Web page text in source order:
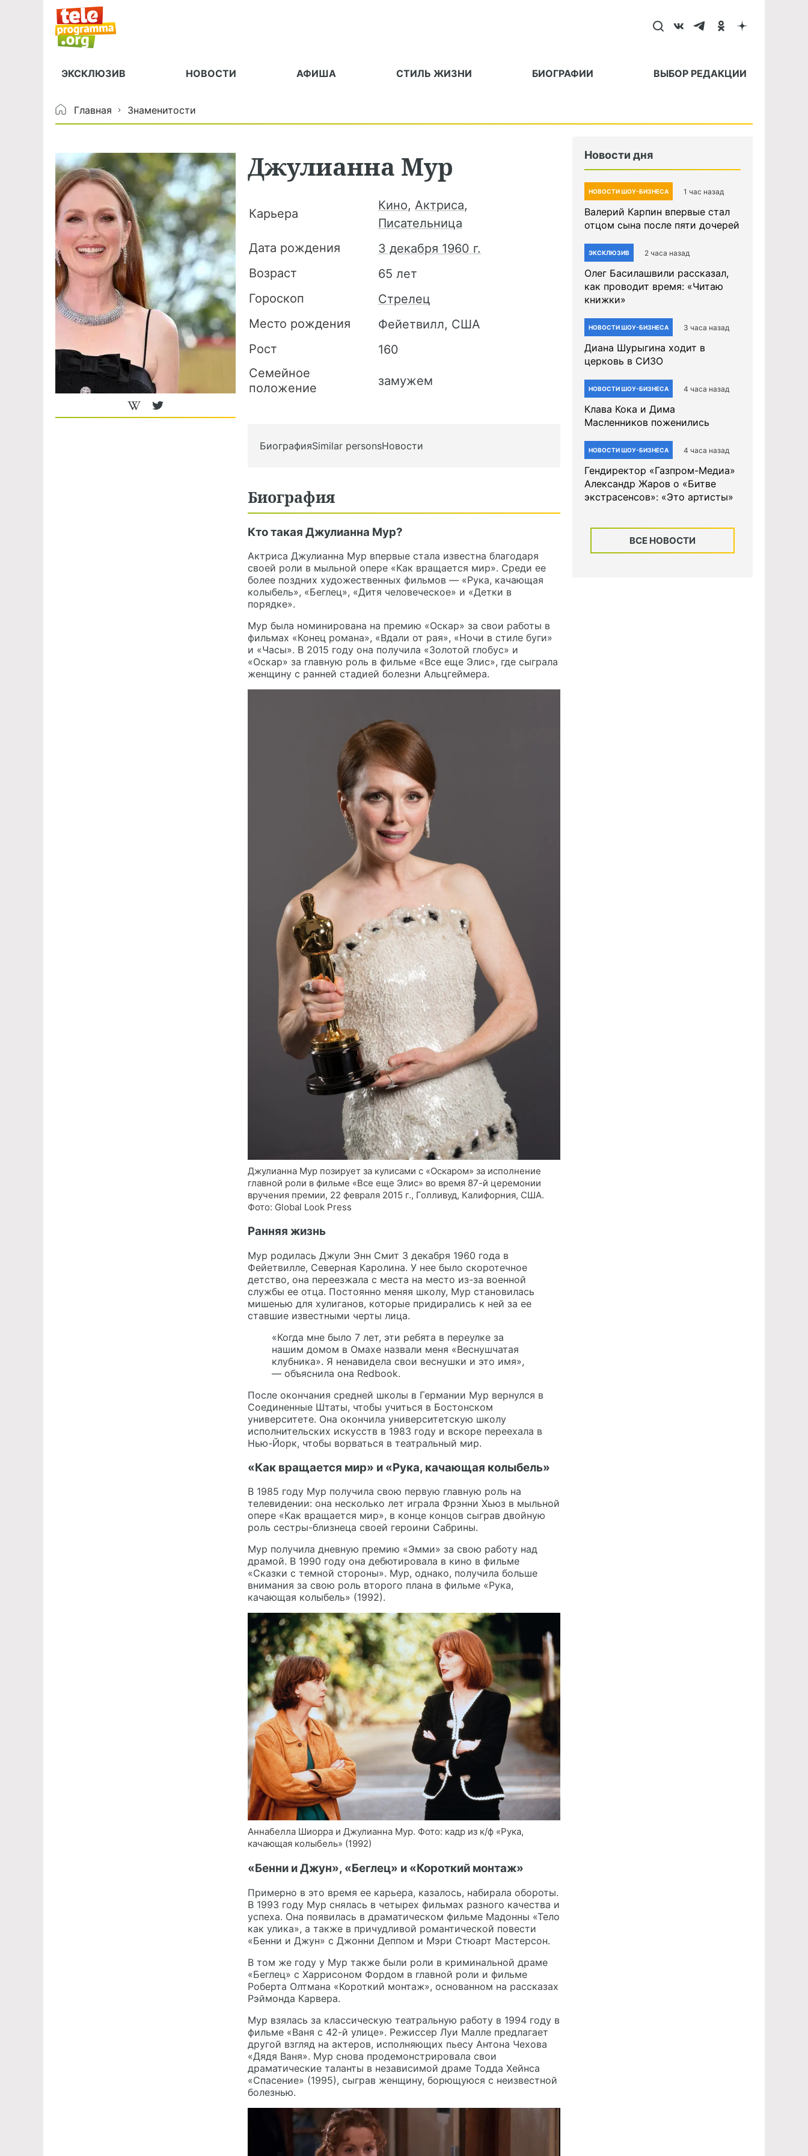
ЭКСКЛЮЗИВ НОВОСТИ АФИША СТИЛЬ ЖИЗНИ БИОГРАФИИ ВЫБОР РЕДАКЦИИ
Главная Знаменитости
Джулианна Мур
Карьера
Кино, Актриса,
Писательница
Дата рождения
3 декабря 1960 г.
Возраст
65 лет
Гороскоп
Стрелец
Место рождения
Фейетвилл, США
Рост
160
Семейное
положение
замужем
БиографияSimilar personsНовости
Биография
Кто такая Джулианна Мур?
Актриса Джулианна Мур впервые стала известна благодаря
своей роли в мыльной опере «Как вращается мир». Среди ее
более поздних художественных фильмов — «Рука, качающая
колыбель», «Беглец», «Дитя человеческое» и «Детки в
порядке».
Мур была номинирована на премию «Оскар» за свои работы в
фильмах «Конец романа», «Вдали от рая», «Ночи в стиле буги»
и «Часы». В 2015 году она получила «Золотой глобус» и
«Оскар» за главную роль в фильме «Все еще Элис», где сыграла
женщину с ранней стадией болезни Альцгеймера.
Джулианна Мур позирует за кулисами с «Оскаром» за исполнение
главной роли в фильме «Все еще Элис» во время 87-й церемонии
вручения премии, 22 февраля 2015 г., Голливуд, Калифорния, США.
Фото: Global Look Press
Ранняя жизнь
Мур родилась Джули Энн Смит 3 декабря 1960 года в
Фейетвилле, Северная Каролина. У нее было скоротечное
детство, она переезжала с места на место из-за военной
службы ее отца. Постоянно меняя школу, Мур становилась
мишенью для хулиганов, которые придирались к ней за ее
ставшие известными черты лица.
«Когда мне было 7 лет, эти ребята в переулке за
нашим домом в Омахе назвали меня «Веснушчатая
клубника». Я ненавидела свои веснушки и это имя»,
— объяснила она Redbook.
После окончания средней школы в Германии Мур вернулся в
Соединенные Штаты, чтобы учиться в Бостонском
университете. Она окончила университетскую школу
исполнительских искусств в 1983 году и вскоре переехала в
Нью-Йорк, чтобы ворваться в театральный мир.
«Как вращается мир» и «Рука, качающая колыбель»
В 1985 году Мур получила свою первую главную роль на
телевидении: она несколько лет играла Фрэнни Хьюз в мыльной
опере «Как вращается мир», в конце концов сыграв двойную
роль сестры-близнеца своей героини Сабрины.
Мур получила дневную премию «Эмми» за свою работу над
драмой. В 1990 году она дебютировала в кино в фильме
«Сказки с темной стороны». Мур, однако, получила больше
внимания за свою роль второго плана в фильме «Рука,
качающая колыбель» (1992).
Аннабелла Шиорра и Джулианна Мур. Фото: кадр из к/ф «Рука,
качающая колыбель» (1992)
«Бенни и Джун», «Беглец» и «Короткий монтаж»
Примерно в это время ее карьера, казалось, набирала обороты.
В 1993 году Мур снялась в четырех фильмах разного качества и
успеха. Она появилась в драматическом фильме Мадонны «Тело
как улика», а также в причудливой романтической повести
«Бенни и Джун» с Джонни Деппом и Мэри Стюарт Мастерсон.
В том же году у Мур также были роли в криминальной драме
«Беглец» с Харрисоном Фордом в главной роли и фильме
Роберта Олтмана «Короткий монтаж», основанном на рассказах
Рэймонда Карвера.
Мур взялась за классическую театральную работу в 1994 году в
фильме «Ваня с 42-й улице». Режиссер Луи Малле предлагает
другой взгляд на актеров, исполняющих пьесу Антона Чехова
«Дядя Ваня». Мур снова продемонстрировала свои
драматические таланты в независимой драме Тодда Хейнса
«Спасение» (1995), сыграв женщину, борющуюся с неизвестной
болезнью.
Новости дня
НОВОСТИ ШОУ-БИЗНЕСА 1 час назад
Валерий Карпин впервые стал
отцом сына после пяти дочерей
ЭКСКЛЮЗИВ 2 часа назад
Олег Басилашвили рассказал,
как проводит время: «Читаю
книжки»
НОВОСТИ ШОУ-БИЗНЕСА 3 часа назад
Диана Шурыгина ходит в
церковь в СИЗО
НОВОСТИ ШОУ-БИЗНЕСА 4 часа назад
Клава Кока и Дима
Масленников поженились
НОВОСТИ ШОУ-БИЗНЕСА 4 часа назад
Гендиректор «Газпром-Медиа»
Александр Жаров о «Битве
экстрасенсов»: «Это артисты»
ВСЕ НОВОСТИ